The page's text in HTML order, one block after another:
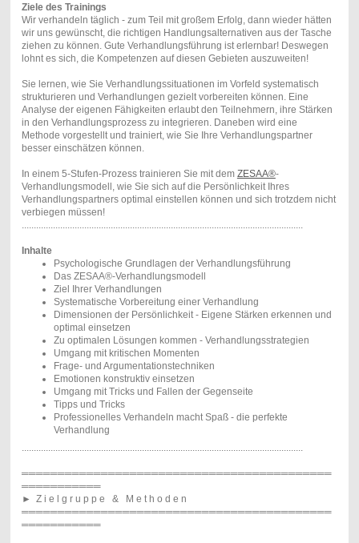
Ziele des Trainings
Wir verhandeln täglich - zum Teil mit großem Erfolg, dann wieder hätten
wir uns gewünscht, die richtigen Handlungsalternativen aus der Tasche
ziehen zu können. Gute Verhandlungsführung ist erlernbar! Deswegen
lohnt es sich, die Kompetenzen auf diesen Gebieten auszuweiten!
Sie lernen, wie Sie Verhandlungssituationen im Vorfeld systematisch
strukturieren und Verhandlungen gezielt vorbereiten können. Eine
Analyse der eigenen Fähigkeiten erlaubt den Teilnehmern, ihre Stärken
in den Verhandlungsprozess zu integrieren. Daneben wird eine
Methode vorgestellt und trainiert, wie Sie Ihre Verhandlungspartner
besser einschätzen können.
In einem 5-Stufen-Prozess trainieren Sie mit dem ZESAA®-
Verhandlungsmodell, wie Sie sich auf die Persönlichkeit Ihres
Verhandlungspartners optimal einstellen können und sich trotzdem nicht
verbiegen müssen!
.....................................................................................................................
Inhalte
Psychologische Grundlagen der Verhandlungsführung
Das ZESAA®-Verhandlungsmodell
Ziel Ihrer Verhandlungen
Systematische Vorbereitung einer Verhandlung
Dimensionen der Persönlichkeit - Eigene Stärken erkennen und
optimal einsetzen
Zu optimalen Lösungen kommen - Verhandlungsstrategien
Umgang mit kritischen Momenten
Frage- und Argumentationstechniken
Emotionen konstruktiv einsetzen
Umgang mit Tricks und Fallen der Gegenseite
Tipps und Tricks
Professionelles Verhandeln macht Spaß - die perfekte
Verhandlung
.....................................................................................................................
═══════════════════════════════════════════
═══════════
►
Z i e l g r u p p e & M e t h o d e n
═══════════════════════════════════════════
═══════════